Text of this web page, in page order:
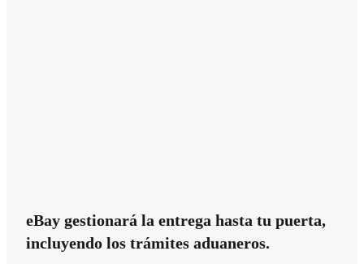
eBay gestionará la entrega hasta tu puerta,
incluyendo los trámites aduaneros.